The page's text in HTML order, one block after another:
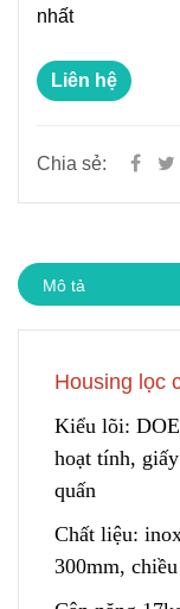
nhất
Liên hệ
Chia sẻ:
Mô tả
Housing lọc
Kiểu lõi: DOE
hoạt tính,
quấn
Chất liệu:
300mm,